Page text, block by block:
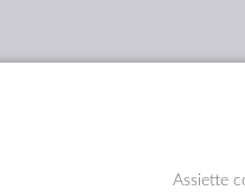
Assiette